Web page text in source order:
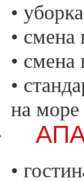
•
• смена
•
•
на море
•